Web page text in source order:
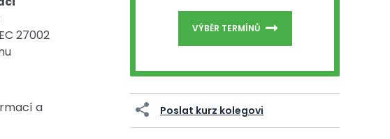
27002
a
VÝBĚR TERMÍNŮ
Poslat kurz kolegovi